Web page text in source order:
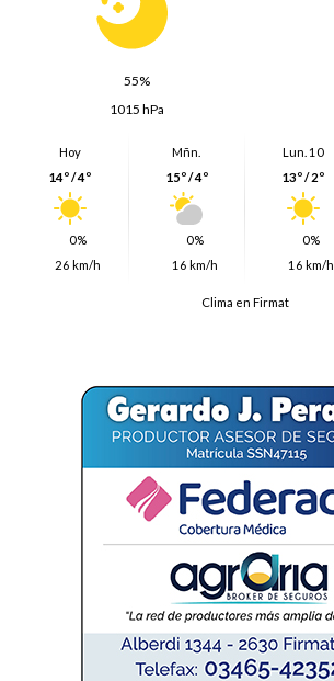
55%
1015 hPa
Hoy
14º / 4º
0%
26 km/h
Mñn.
15º / 4º
0%
16 km/h
Lun. 10
13º / 2º
0%
16 km/h
Clima en Firmat